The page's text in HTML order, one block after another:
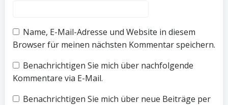
Name, E-Mail-Adresse und Website in diesem
Browser für meinen nächsten Kommentar speichern.
Benachrichtigen Sie mich über nachfolgende
Kommentare via E-Mail.
Benachrichtigen Sie mich über neue Beiträge per